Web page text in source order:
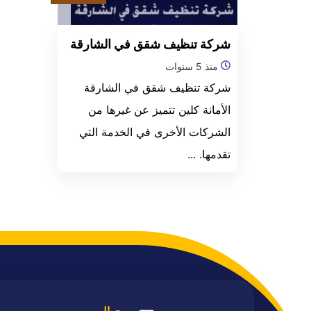
شركة تنظيف شقق في الشارقة
منذ 5 سنوات
شركة تنظيف شقق في الشارقة
الأمانة كلين تتميز عن غيرها من
الشركات الأخرى في الخدمة التي
تقدمها. ...